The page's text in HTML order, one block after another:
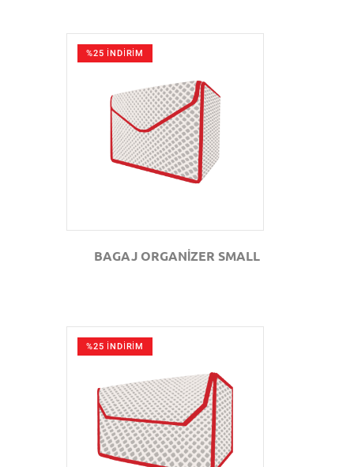
%25 İNDİRİM
GÖZAT
BAGAJ ORGANİZER SMALL
%25 İNDİRİM
GÖZAT